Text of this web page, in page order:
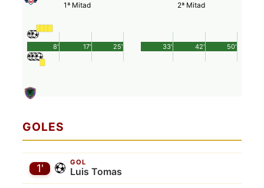
1ª Mitad
25'
8' 17'
2ª Mitad
50'
33' 42'
GOLES
GOL
Luis Tomas
1'